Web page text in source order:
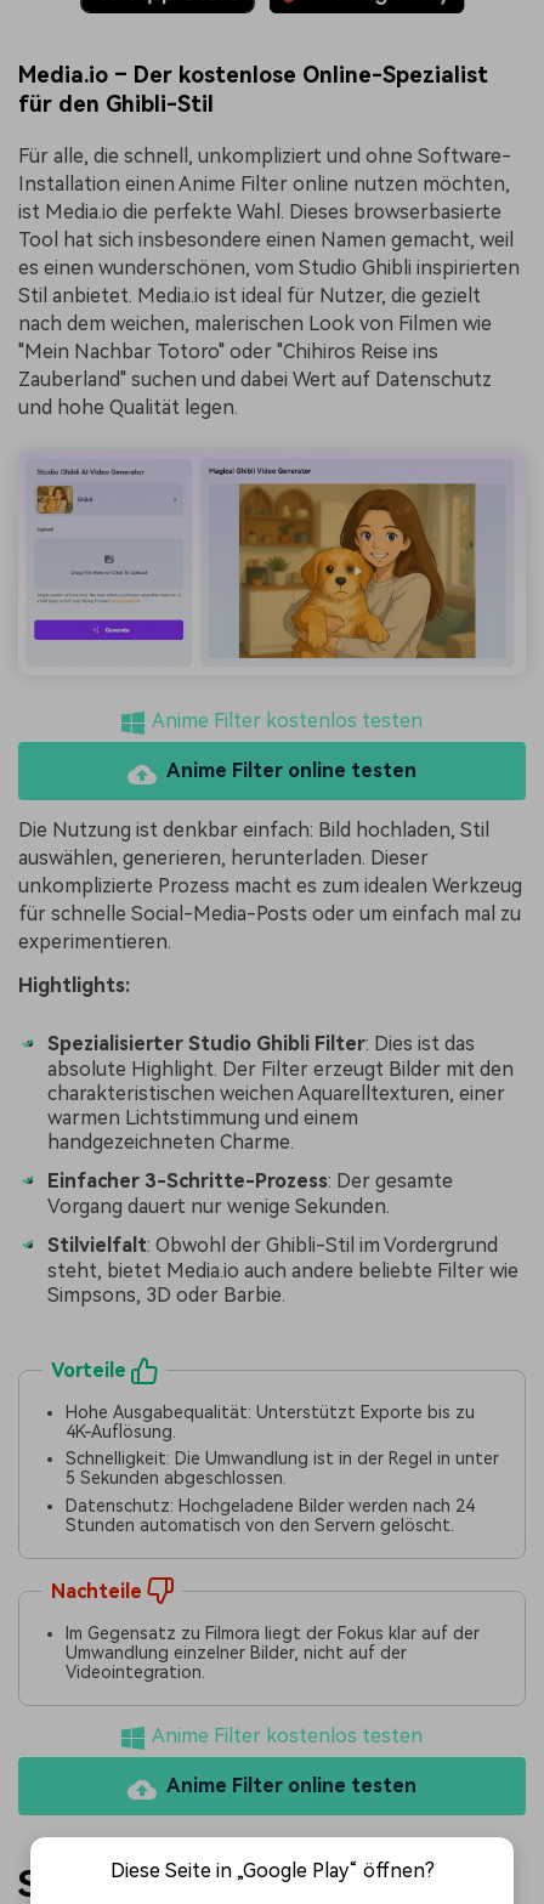
Media.io – Der kostenlose Online-Spezialist
für den Ghibli-Stil
Für alle, die schnell, unkompliziert und ohne Software-
Installation einen Anime Filter online nutzen möchten,
ist Media.io die perfekte Wahl. Dieses browserbasierte
Tool hat sich insbesondere einen Namen gemacht, weil
es einen wunderschönen, vom Studio Ghibli inspirierten
Stil anbietet. Media.io ist ideal für Nutzer, die gezielt
nach dem weichen, malerischen Look von Filmen wie
"Mein Nachbar Totoro" oder "Chihiros Reise ins
Zauberland" suchen und dabei Wert auf Datenschutz
und hohe Qualität legen.
Anime Filter kostenlos testen
Anime Filter online testen
Die Nutzung ist denkbar einfach: Bild hochladen, Stil
auswählen, generieren, herunterladen. Dieser
unkomplizierte Prozess macht es zum idealen Werkzeug
für schnelle Social-Media-Posts oder um einfach mal zu
experimentieren.
Hightlights:
Spezialisierter Studio Ghibli Filter: Dies ist das
absolute Highlight. Der Filter erzeugt Bilder mit den
charakteristischen weichen Aquarelltexturen, einer
warmen Lichtstimmung und einem
handgezeichneten Charme.
Einfacher 3-Schritte-Prozess: Der gesamte
Vorgang dauert nur wenige Sekunden.
Stilvielfalt: Obwohl der Ghibli-Stil im Vordergrund
steht, bietet Media.io auch andere beliebte Filter wie
Simpsons, 3D oder Barbie.
Vorteile
Hohe Ausgabequalität: Unterstützt Exporte bis zu
4K-Auflösung.
Schnelligkeit: Die Umwandlung ist in der Regel in unter
5 Sekunden abgeschlossen.
Datenschutz: Hochgeladene Bilder werden nach 24
Stunden automatisch von den Servern gelöscht.
Nachteile
Im Gegensatz zu Filmora liegt der Fokus klar auf der
Umwandlung einzelner Bilder, nicht auf der
Videointegration.
Anime Filter kostenlos testen
Anime Filter online testen
Schritt-für-Schritt: So
Diese Seite in „Google Play“ öffnen?